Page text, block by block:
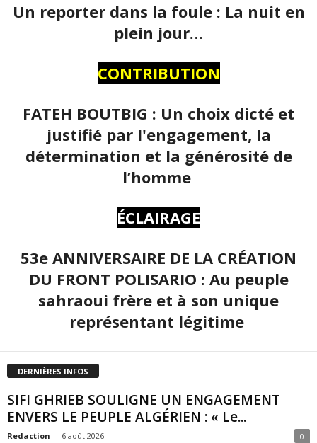
Un reporter dans la foule : La nuit en
plein jour…
CONTRIBUTION
FATEH BOUTBIG : Un choix dicté et
justifié par l'engagement, la
détermination et la générosité de
l’homme
ÉCLAIRAGE
53e ANNIVERSAIRE DE LA CRÉATION
DU FRONT POLISARIO : Au peuple
sahraoui frère et à son unique
représentant légitime
DERNIÈRES INFOS
SIFI GHRIEB SOULIGNE UN ENGAGEMENT
ENVERS LE PEUPLE ALGÉRIEN : « Le...
Redaction - 6 août 2026 0